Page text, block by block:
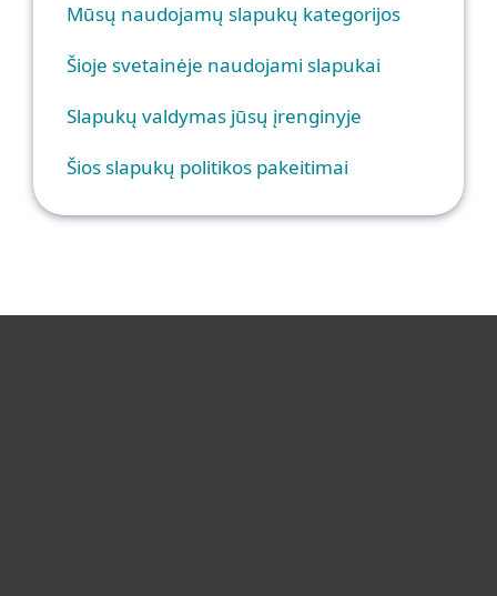
Mūsų naudojamų slapukų kategorijos
Šioje svetainėje naudojami slapukai
Slapukų valdymas jūsų įrenginyje
Šios slapukų politikos pakeitimai